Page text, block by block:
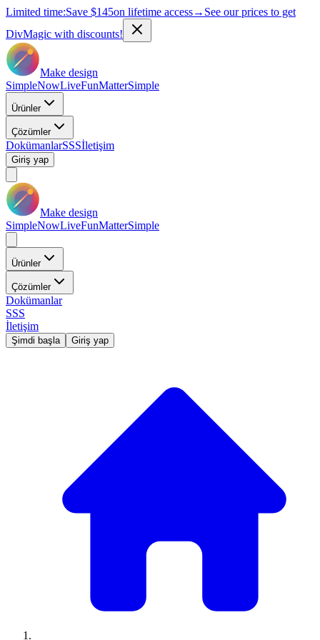
Limited time:Save $145on lifetime access→ See our prices to get
DivMagic with discounts!
Make design
SimpleNowLiveFunMatterSimple
Ürünler
Çözümler
DokümanlarSSSİletişim
Giriş yap
Make design
SimpleNowLiveFunMatterSimple
Ürünler
Çözümler
Dokümanlar
SSS
İletişim
Şimdi başla Giriş yap